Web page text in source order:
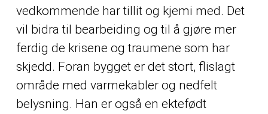
vedkommende har tillit og kjemi med. Det
vil bidra til bearbeiding og til å gjøre mer
ferdig de krisene og traumene som har
skjedd. Foran bygget er det stort, flislagt
område med varmekabler og nedfelt
belysning. Han er også en ektefødt